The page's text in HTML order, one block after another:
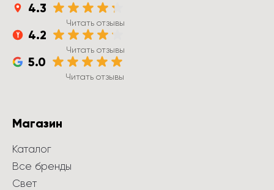
4.3
Читать отзывы
4.2
Читать отзывы
5.0
Читать отзывы
Магазин
Каталог
Все бренды
Свет